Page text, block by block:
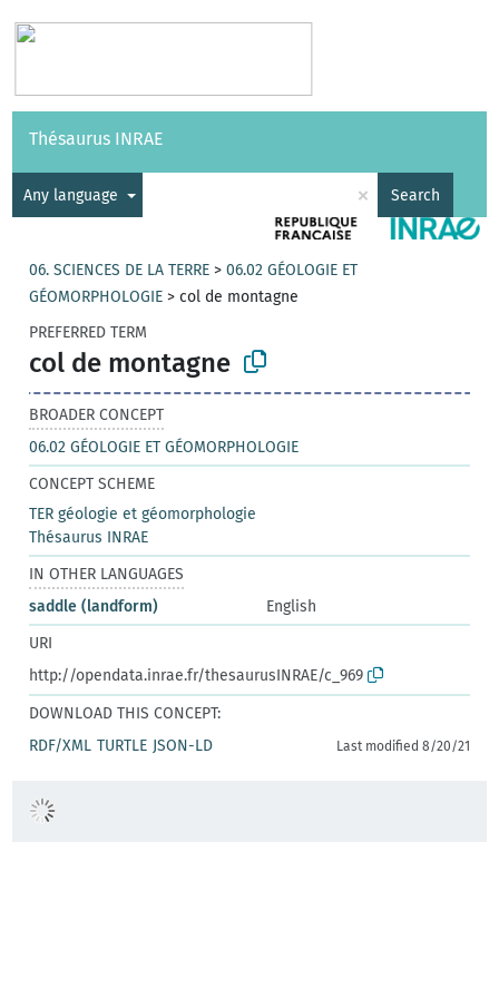
Vocabularies API
Thésaurus INRAE
Any language × Search
06. SCIENCES DE LA TERRE >06.02 GÉOLOGIE ET
GÉOMORPHOLOGIE >col de montagne
PREFERRED TERM
col de montagne
BROADER CONCEPT
06.02 GÉOLOGIE ET GÉOMORPHOLOGIE
CONCEPT SCHEME
TER géologie et géomorphologie
Thésaurus INRAE
IN OTHER LANGUAGES
saddle (landform)
English
URI
http://opendata.inrae.fr/thesaurusINRAE/c_969
DOWNLOAD THIS CONCEPT:
RDF/XML TURTLE JSON-LD Last modified 8/20/21